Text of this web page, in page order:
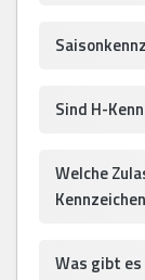
Sind H-
Welche
Was gibt es